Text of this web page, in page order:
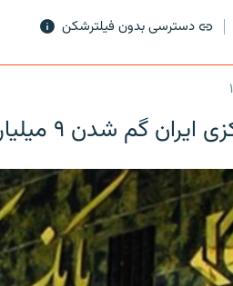
دسترسی بدون فیلترشکن
شدن ۹ میلیارد دلار را تکذیب کرد